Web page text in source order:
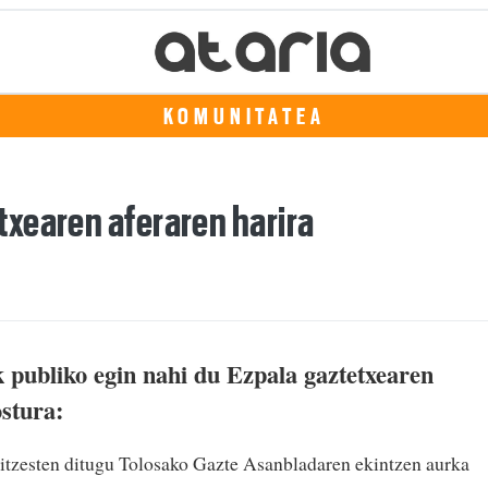
KOMUNITATEA
aferaren harira
egin nahi du Ezpala gaztetxearen
ditugu Tolosako Gazte Asanbladaren ekintzen aurka